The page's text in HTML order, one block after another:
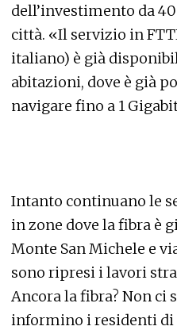
dell’investimento da
città. «Il servizio in
italiano) è già
abitazioni, dove è già
navigare fino a 1
Intanto continuano le
in zone dove la fibra è
Monte San Michele e
sono ripresi i lavori
Ancora la fibra? Non ci
informino i residenti di